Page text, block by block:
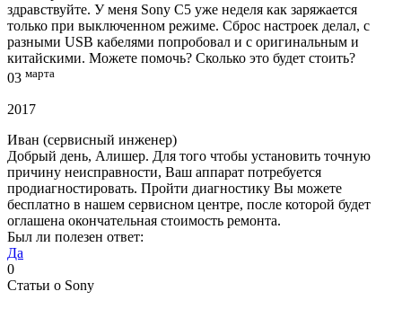
здравствуйте. У меня Sony C5 уже неделя как заряжается
только при выключенном режиме. Сброс настроек делал, с
разными USB кабелями попробовал и с оригинальным и
китайскими. Можете помочь? Сколько это будет стоить?
03 марта
2017
Иван (сервисный инженер)
Добрый день, Алишер. Для того чтобы установить точную
причину неисправности, Ваш аппарат потребуется
продиагностировать. Пройти диагностику Вы можете
бесплатно в нашем сервисном центре, после которой будет
оглашена окончательная стоимость ремонта.
Был ли полезен ответ:
Да
0
Статьи о Sony